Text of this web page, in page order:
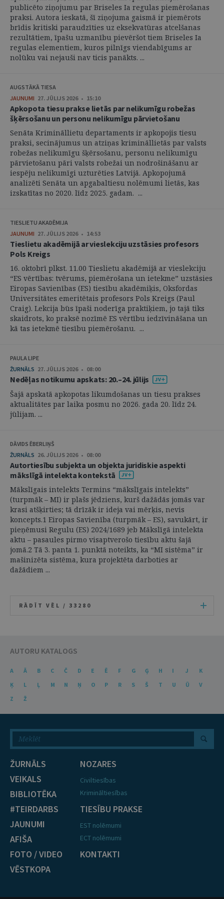
publicēto ziņojumu par Briseles Ia regulas piemērošanas
praksi. Autora ieskatā, šī ziņojuma gaismā ir piemērots
brīdis kritiski paraudzīties uz eksekvatūras atcelšanas
rezultātiem, īpašu uzmanību pievēršot tiem Briseles Ia
regulas elementiem, kuros pilnīgs viendabīgums ar
nolūku vai nejauši nav ticis panākts. ...
AUGSTĀKĀ TIESA
JAUNUMI 27. JŪLIJS 2026 • 15:10
Apkopota tiesu prakse lietās par nelikumīgu robežas
šķērsošanu un personu nelikumīgu pārvietošanu
Senāta Krimināllietu departaments ir apkopojis tiesu
praksi, secinājumus un atziņas krimināllietās par valsts
robežas nelikumīgu šķērsošanu, personu nelikumīgu
pārvietošanu pāri valsts robežai un nodrošināšanu ar
iespēju nelikumīgi uzturēties Latvijā. Apkopojumā
analizēti Senāta un apgabaltiesu nolēmumi lietās, kas
izskatītas no 2020. līdz 2025. gadam. ...
TIESLIETU AKADĒMIJA
JAUNUMI 27. JŪLIJS 2026 • 14:53
Tieslietu akadēmijā ar vieslekciju uzstāsies profesors
Pols Kreigs
16. oktobrī plkst. 11.00 Tieslietu akadēmijā ar vieslekciju
“ES vērtības: tvērums, piemērošana un ietekme” uzstāsies
Eiropas Savienības (ES) tiesību akadēmiķis, Oksfordas
Universitātes emeritētais profesors Pols Kreigs (Paul
Craig). Lekcija būs īpaši noderīga praktiķiem, jo tajā tiks
skaidrots, ko praksē nozīmē ES vērtību iedzīvināšana un
kā tas ietekmē tiesību piemērošanu. ...
PAULA LIPE
ŽURNĀLS 27. JŪLIJS 2026 • 08:00
Nedēļas notikumu apskats: 20.–24. jūlijs
Šajā apskatā apkopotas likumdošanas un tiesu prakses
aktualitātes par laika posmu no 2026. gada 20. līdz 24.
jūlijam. ...
DĀVIDS ĒBERLIŅŠ
ŽURNĀLS 26. JŪLIJS 2026 • 08:00
Autortiesību subjekta un objekta juridiskie aspekti
mākslīgā intelekta kontekstā
Mākslīgais intelekts Termins “mākslīgais intelekts”
(turpmāk – MI) ir plašs jēdziens, kurš dažādās jomās var
krasi atšķirties; tā drīzāk ir ideja vai mērķis, nevis
koncepts.1 Eiropas Savienība (turpmāk – ES), savukārt, ir
pieņēmusi Regulu (ES) 2024/1689 jeb Mākslīgā intelekta
aktu – pasaules pirmo visaptverošo tiesību aktu šajā
jomā.2 Tā 3. panta 1. punktā noteikts, ka “MI sistēma” ir
mašinizēta sistēma, kura projektēta darboties ar
dažādiem ...
RĀDĪT VĒL / 33280
AUTORU KATALOGS
A Ā B C Č D E Ē F G Ģ H I J
K
Ķ
L Ļ M N Ņ O P R S Š T U Ū
V
Z
Ž
ŽURNĀLS
VEIKALS
BIBLIOTĒKA
#TEIRDARBS
JAUNUMI
AFIŠA
FOTO / VIDEO
VĒSTKOPA
NOZARES
Civiltiesības
Krimināltiesības
TIESĪBU PRAKSE
EST nolēmumi
ECT nolēmumi
KONTAKTI